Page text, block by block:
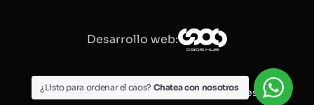
Desarrollo web:
Política de PrivacidadPolítica de Cookies
Solicitar Cotización
¿Listo para ordenar el caos? Chatea con nosotros